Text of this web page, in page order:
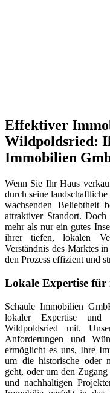
Effektiver
Wildpoldsried:
Immobilien
Wenn Sie Ihr Haus
durch seine
wachsenden Beliebtheit
attraktiver Standort.
mehr als nur ein gutes
ihrer tiefen, lokalen
Verständnis des Marktes
den Prozess effizient und
Lokale Expertise für
Schaule Immobilien
lokaler Expertise und
Wildpoldsried mit.
Anforderungen und
ermöglicht es uns, Ihre
um die historische oder
geht, oder um den
und nachhaltigen